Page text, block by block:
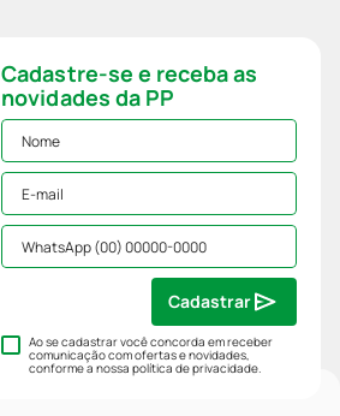
Cadastre-se e receba as
novidades da PP
Ao se cadastrar você concorda em receber
comunicação com ofertas e novidades,
conforme a nossapolítica de privacidade.
Cadastrar